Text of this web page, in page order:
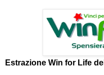
Estrazione Win for Life del